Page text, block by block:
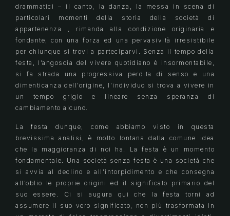
drammatici – il canto, la danza, la messa in scena di
particolari momenti della storia della società di
appartenenza , rimanda alla condizione originaria e
fondante, con una forza ed una pervasività irresistibile
per chiunque si trovi a parteciparvi. Senza il tempo della
festa, l’angoscia del vivere quotidiano è insormontabile,
si fa strada una progressiva perdita di senso e una
dimenticanza dell’origine, l’individuo si trova a vivere in
un tempo grigio e lineare senza speranza di
cambiamento alcuno.
La festa dunque, come abbiamo visto in questa
brevissima analisi, è molto lontana dalla comune idea
che la maggioranza di noi ha. La festa è un momento
fondamentale. Una società senza festa è una società che
si avvia al declino e all’intorpidimento e che consegna
all’oblio le proprie origini ed il significato primario del
suo essere. Ci si augura qui che la festa torni ad
assumere il suo vero significato, non più trasformata in